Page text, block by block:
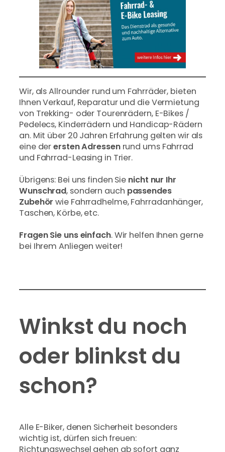
Wir, als Allrounder rund um Fahrräder, bieten
Ihnen Verkauf, Reparatur und die Vermietung
von Trekking- oder Tourenrädern, E-Bikes /
Pedelecs, Kinderrädern und Handicap-Rädern
an. Mit über 20 Jahren Erfahrung gelten wir als
eine derersten Adressenrund ums Fahrrad
und Fahrrad-Leasing in Trier.
Übrigens: Bei uns finden Sie nicht nur Ihr
Wunschrad, sondern auch passendes
Zubehör wie Fahrradhelme, Fahrradanhänger,
Taschen, Körbe, etc.
Fragen Sie uns einfach. Wir helfen Ihnen gerne
bei Ihrem Anliegen weiter!
Winkst du noch
oder blinkst du
schon?
Alle E-Biker, denen Sicherheit besonders
wichtig ist, dürfen sich freuen:
Richtungswechsel gehen ab sofort ganz